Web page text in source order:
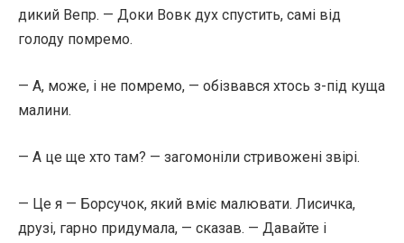
дикий Вепр. — Доки Вовк дух спустить, самі від
голоду помремо.
— А, може, і не помремо, — обізвався хтось з-під куща
малини.
— А це ще хто там? — загомоніли стривожені звірі.
— Це я — Борсучок, який вміє малювати. Лисичка,
друзі, гарно придумала, — сказав. — Давайте і